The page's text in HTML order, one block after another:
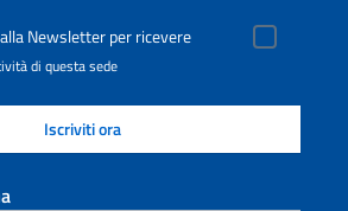
Newsletter per ricevere
di questa sede